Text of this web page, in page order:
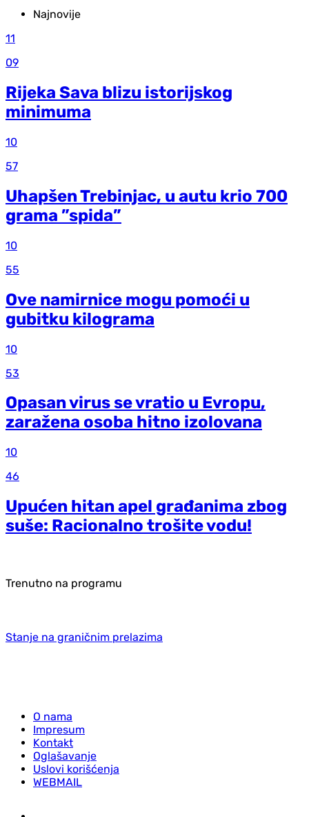
Najnovije
11
09
Rijeka Sava blizu istorijskog
minimuma
10
57
Uhapšen Trebinjac, u autu krio 700
grama ”spida”
10
55
Ove namirnice mogu pomoći u
gubitku kilograma
10
53
Opasan virus se vratio u Evropu,
zaražena osoba hitno izolovana
10
46
Upućen hitan apel građanima zbog
suše: Racionalno trošite vodu!
Trenutno na programu
Stanje na graničnim prelazima
O nama
Impresum
Kontakt
Oglašavanje
Uslovi korišćenja
WEBMAIL